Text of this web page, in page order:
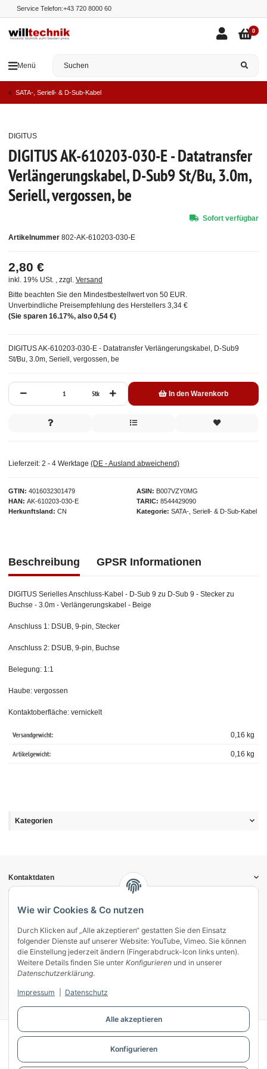
Alle akzeptieren
Konfigurieren
Wie wir Cookies & Co nutzen
Durch Klicken auf „Alle akzeptieren“ gestatten Sie den Einsatz
folgender Dienste auf unserer Website: YouTube, Vimeo. Sie können
die Einstellung jederzeit ändern (Fingerabdruck-Icon links unten).
Weitere Details finden Sie unter Konfigurieren und in unserer
Datenschutzerklärung.
Impressum Datenschutz
Service Telefon:+43 720 8000 60
Menü
0
SATA-, Seriell- & D-Sub-Kabel
DIGITUS AK-610203-030-E - Datatransfer
Verlängerungskabel, D-Sub9 St/Bu, 3.0m,
Seriell, vergossen, be
Artikelnummer 802-AK-610203-030-E
GTIN 4016032301479
HAN AK-610203-030-E
Herkunftsland
CN
ASIN
B007VZY0MG
TARIC
8544429090
Kategorie
SATA-, Seriell- & D-Sub-Kabel
DIGITUS
DIGITUS AK-610203-030-E - Datatransfer Verlängerungskabel, D-Sub9
St/Bu, 3.0m, Seriell, vergossen, be
2,80 €
inkl. 19% USt. , zzgl. Versand
Bitte beachten Sie den Mindestbestellwert von 50 EUR.
Unverbindliche Preisempfehlung des Herstellers 3,34 €
(Sie sparen 16.17%, also 0,54 €)
Stk In den Warenkorb
Sofort verfügbar
Lieferzeit: 2 - 4 Werktage (DE - Ausland abweichend)
Beschreibung GPSR Informationen
DIGITUS Serielles Anschluss-Kabel - D-Sub 9 zu D-Sub 9 - Stecker zu
Buchse - 3.0m - Verlängerungskabel - Beige
Anschluss 1: DSUB, 9-pin, Stecker
Anschluss 2: DSUB, 9-pin, Buchse
Belegung: 1:1
Haube: vergossen
Kontaktoberfläche: vernickelt
Versandgewicht: 0,16 kg
Artikelgewicht: 0,16 kg
Kategorien
Kontaktdaten
Informationen
Gesetzliche Informationen
Vertrag widerrufen
Zahlung & Versand
Mein Kundenkonto
Streitschlichtung
Unsere Herstellermarken
Powered byJTL-Shop